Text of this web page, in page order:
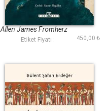
Dünyanın Merkezi
Taş Devrinden
Günümüze Basra
Körfezi nin Küresel
Tarihi
Allen James Fromherz
Etiket Fiyatı : 450,00 ₺